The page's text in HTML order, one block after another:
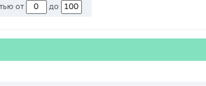
Против команд со стоимостью от до